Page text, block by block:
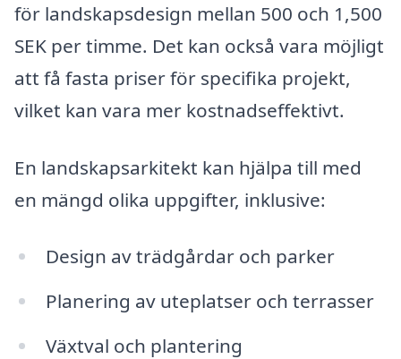
för landskapsdesign mellan 500 och 1,500
SEK per timme. Det kan också vara möjligt
att få fasta priser för specifika projekt,
vilket kan vara mer kostnadseffektivt.
En landskapsarkitekt kan hjälpa till med
en mängd olika uppgifter, inklusive:
Design av trädgårdar och parker
Planering av uteplatser och terrasser
Växtval och plantering